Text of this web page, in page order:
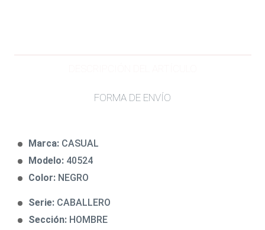
FORMA DE ENVÍO
Marca: CASUAL
Modelo: 40524
Color: NEGRO
Serie: CABALLERO
Sección: HOMBRE